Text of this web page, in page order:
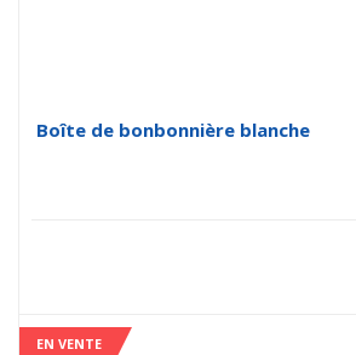
Boîte de bonbonnière blanche
EN VENTE